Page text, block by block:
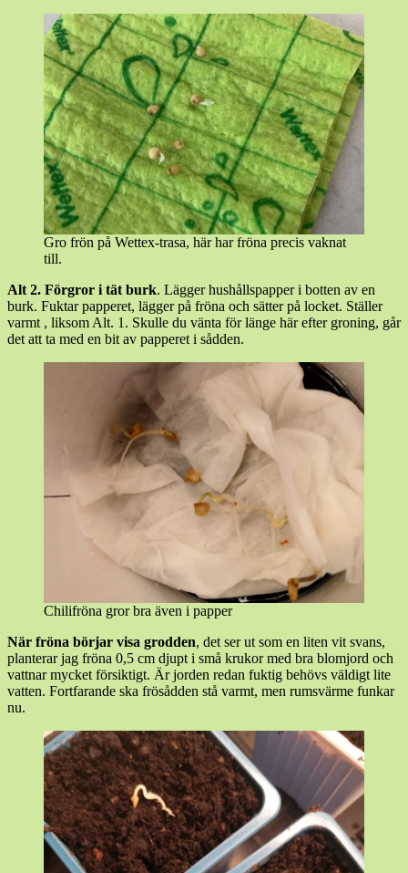
Gro frön på Wettex-trasa, här har fröna precis vaknat
till.
Alt 2. Förgror i tät burk. Lägger hushållspapper i botten av en
burk. Fuktar papperet, lägger på fröna och sätter på locket. Ställer
varmt , liksom Alt. 1. Skulle du vänta för länge här efter groning, går
det att ta med en bit av papperet i sådden.
Chilifröna gror bra även i papper
När fröna börjar visa grodden, det ser ut som en liten vit svans,
planterar jag fröna 0,5 cm djupt i små krukor med bra blomjord och
vattnar mycket försiktigt. Är jorden redan fuktig behövs väldigt lite
vatten. Fortfarande ska frösådden stå varmt, men rumsvärme funkar
nu.